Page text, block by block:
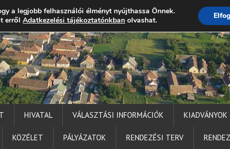
Elérhetőségek Technika segítség Impresszum
HIVATAL VÁLASZTÁSI INFORMÁCIÓK KIADVÁNYOK
KÖZÉLET PÁLYÁZATOK RENDEZÉSI TERV
a legjobb felhasználói élményt nyújthassa Önnek.
errőlAdatkezelési tájékoztatónkban olvashat.